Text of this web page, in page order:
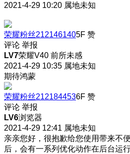
2021-4-29 10:20 属地未知
荣耀粉丝2121461405F 赞
评论 举报
LV7荣耀V40 前所未感
2021-4-29 10:35 属地未知
期待鸿蒙
荣耀粉丝2121844536F 赞
评论 举报
LV6浏览器
2021-4-29 12:41 属地未知
亲亲您好，很抱歉给您使用带来不
后，会有一系列优化动作在后台运